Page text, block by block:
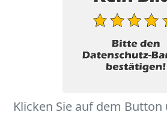
Klicken Sie auf dem